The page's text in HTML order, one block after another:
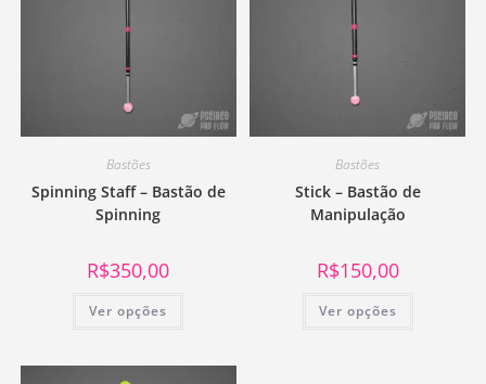
Bastões
Spinning Staff – Bastão de
Spinning
R$350,00
Ver opções
Bastões
Stick – Bastão de
Manipulação
R$150,00
Ver opções